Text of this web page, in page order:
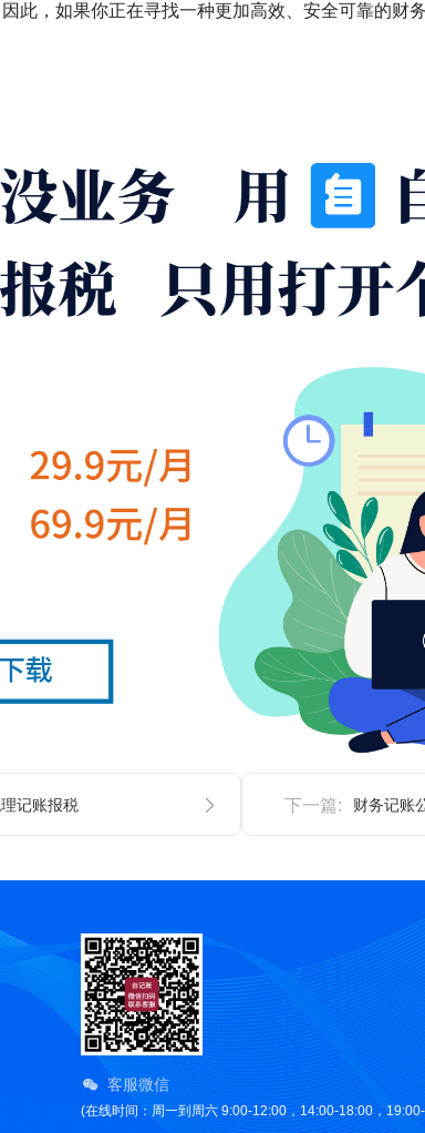
此，如果你正在寻找一种更加高效、安全可靠的财
记账报税 下一篇: 财务记账
客服微信
(在线时间：周一到周六 9:00-12:00，14:00-18:00，